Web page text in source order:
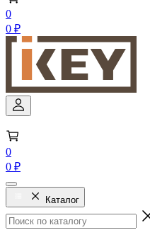
0
0 ₽
0
0 ₽
Каталог